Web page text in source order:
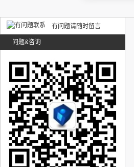
有问题请随时留言
问题&咨询